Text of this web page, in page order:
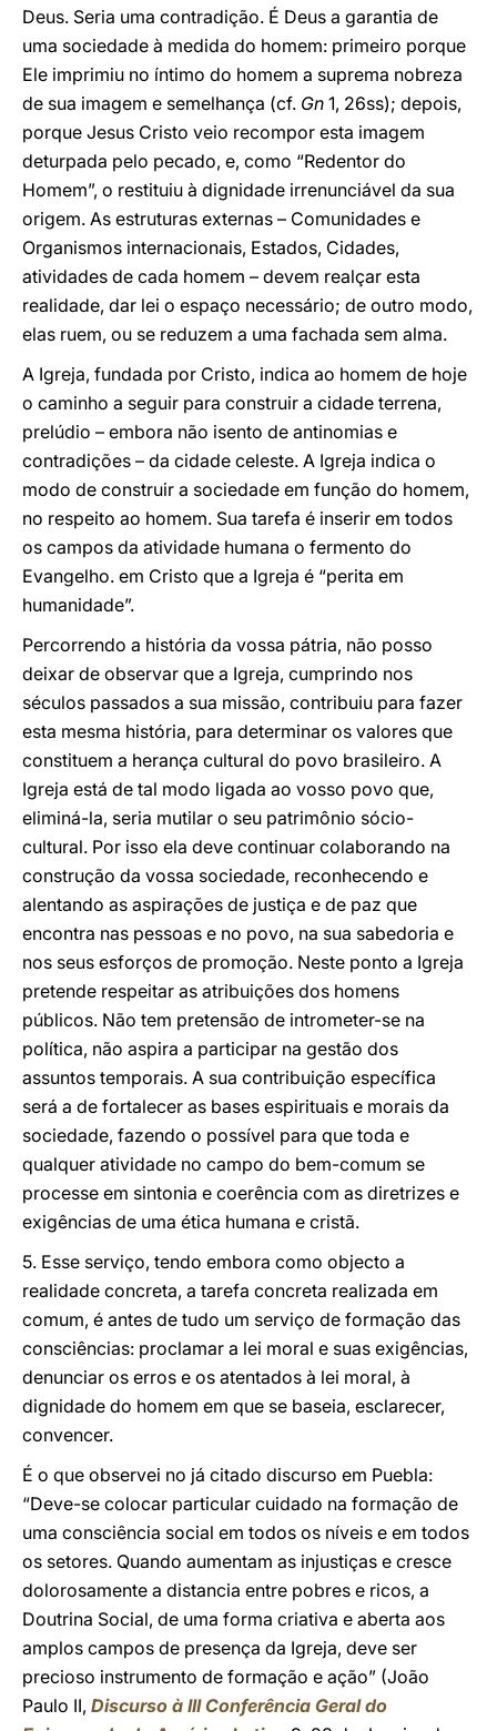
Deus. Seria uma contradição. É Deus a garantia de
uma sociedade à medida do homem: primeiro porque
Ele imprimiu no íntimo do homem a suprema nobreza
de sua imagem e semelhança (cf. Gn 1, 26ss); depois,
porque Jesus Cristo veio recompor esta imagem
deturpada pelo pecado, e, como “Redentor do
Homem”, o restituiu à dignidade irrenunciável da sua
origem. As estruturas externas – Comunidades e
Organismos internacionais, Estados, Cidades,
atividades de cada homem – devem realçar esta
realidade, dar lei o espaço necessário; de outro modo,
elas ruem, ou se reduzem a uma fachada sem alma.
A Igreja, fundada por Cristo, indica ao homem de hoje
o caminho a seguir para construir a cidade terrena,
prelúdio – embora não isento de antinomias e
contradições – da cidade celeste. A Igreja indica o
modo de construir a sociedade em função do homem,
no respeito ao homem. Sua tarefa é inserir em todos
os campos da atividade humana o fermento do
Evangelho. em Cristo que a Igreja é “perita em
humanidade”.
Percorrendo a história da vossa pátria, não posso
deixar de observar que a Igreja, cumprindo nos
séculos passados a sua missão, contribuiu para fazer
esta mesma história, para determinar os valores que
constituem a herança cultural do povo brasileiro. A
Igreja está de tal modo ligada ao vosso povo que,
eliminá-la, seria mutilar o seu patrimônio sócio-
cultural. Por isso ela deve continuar colaborando na
construção da vossa sociedade, reconhecendo e
alentando as aspirações de justiça e de paz que
encontra nas pessoas e no povo, na sua sabedoria e
nos seus esforços de promoção. Neste ponto a Igreja
pretende respeitar as atribuições dos homens
públicos. Não tem pretensão de intrometer-se na
política, não aspira a participar na gestão dos
assuntos temporais. A sua contribuição específica
será a de fortalecer as bases espirituais e morais da
sociedade, fazendo o possível para que toda e
qualquer atividade no campo do bem-comum se
processe em sintonia e coerência com as diretrizes e
exigências de uma ética humana e cristã.
5. Esse serviço, tendo embora como objecto a
realidade concreta, a tarefa concreta realizada em
comum, é antes de tudo um serviço de formação das
consciências: proclamar a lei moral e suas exigências,
denunciar os erros e os atentados à lei moral, à
dignidade do homem em que se baseia, esclarecer,
convencer.
É o que observei no já citado discurso em Puebla:
“Deve-se colocar particular cuidado na formação de
uma consciência social em todos os níveis e em todos
os setores. Quando aumentam as injustiças e cresce
dolorosamente a distancia entre pobres e ricos, a
Doutrina Social, de uma forma criativa e aberta aos
amplos campos de presença da Igreja, deve ser
precioso instrumento de formação e ação” (João
Paulo II, Discurso à III Conferência Geral do